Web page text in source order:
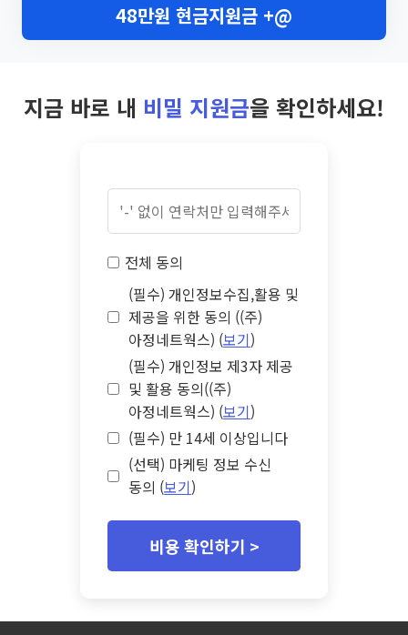
48만원 현금지원금 +@
지금 바로 내 비밀 지원금을 확인하세요!
전체 동의
(필수) 개인정보수집,활용 및
제공을 위한 동의 ((주)
아정네트웍스) (보기)
(필수) 개인정보 제3자 제공
및 활용 동의((주)
아정네트웍스) (보기)
(필수) 만 14세 이상입니다
(선택) 마케팅 정보 수신
동의 (보기)
비용 확인하기 >